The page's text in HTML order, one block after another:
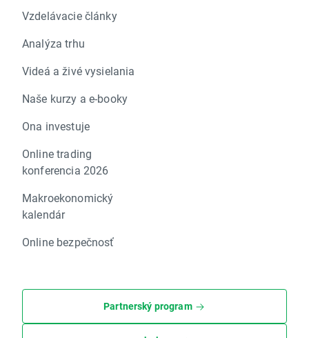
Vzdelávacie články
Analýza trhu
Videá a živé vysielania
Naše kurzy a e-booky
Ona investuje
Online trading
konferencia 2026
Makroekonomický
kalendár
Online bezpečnosť
Partnerský program